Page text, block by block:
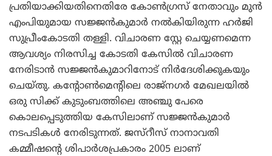
പ്രതിയാക്കിയതിനെതിരേ കോണ്‍ഗ്രസ് നേതാവും മുന്‍
എംപിയുമായ സജ്ജന്‍കുമാര്‍ നല്‍കിയിരുന്ന ഹര്‍ജി
സുപ്രീംകോടതി തള്ളി. വിചാരണ സ്റ്റേ ചെയ്യണമെന്ന
ആവശ്യം നിരസിച്ച കോടതി കേസില്‍ വിചാരണ
നേരിടാന്‍ സജ്ജന്‍കുമാറിനോട് നിര്‍ദേശിക്കുകയും
ചെയ്തു. കന്റോണ്‍മെന്റിലെ രാജ്നഗര്‍ മേഖലയില്‍
ഒരു സിക്ക് കുടുംബത്തിലെ അഞ്ചു പേരെ
കൊലപ്പെടുത്തിയ കേസിലാണ് സജ്ജന്‍കുമാര്‍
നടപടികള്‍ നേരിടുന്നത്. ജസ്റീസ് നാനാവതി
കമ്മീഷന്റെ ശിപാര്‍ശപ്രകാരം 2005 ലാണ്